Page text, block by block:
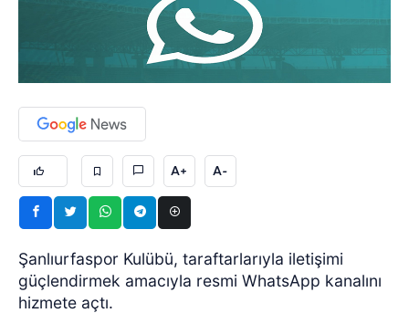
A+ A-
Şanlıurfaspor Kulübü, taraftarlarıyla iletişimi
güçlendirmek amacıyla resmi WhatsApp kanalını
hizmete açtı.